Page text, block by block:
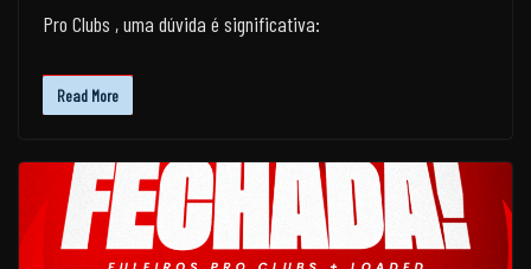
Pro Clubs , uma dúvida é significativa:
Read More